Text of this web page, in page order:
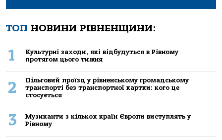
ТОП НОВИНИ РІВНЕНЩИНИ:
1
Культурні заходи, які відбудуться в Рівному
протягом цього тижня
2
Пільговий проїзд у рівненському громадському
транспорті без транспортної картки: кого це
стосується
3
Музиканти з кількох країн Європи виступлять у
Рівному